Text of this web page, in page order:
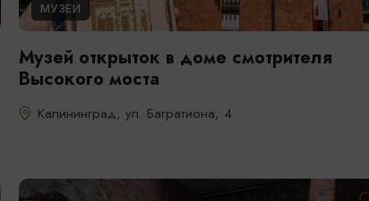
МУЗЕИ
Музей открыток в доме смотрителя
Высокого моста
Калининград, ул. Багратиона, 4